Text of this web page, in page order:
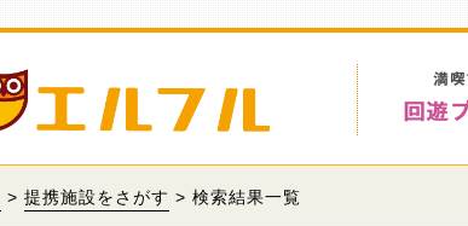
> 提携施設をさがす > 検索結果一覧